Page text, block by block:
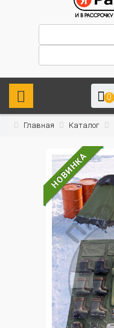
0
Главная Каталог
НОВИНКА